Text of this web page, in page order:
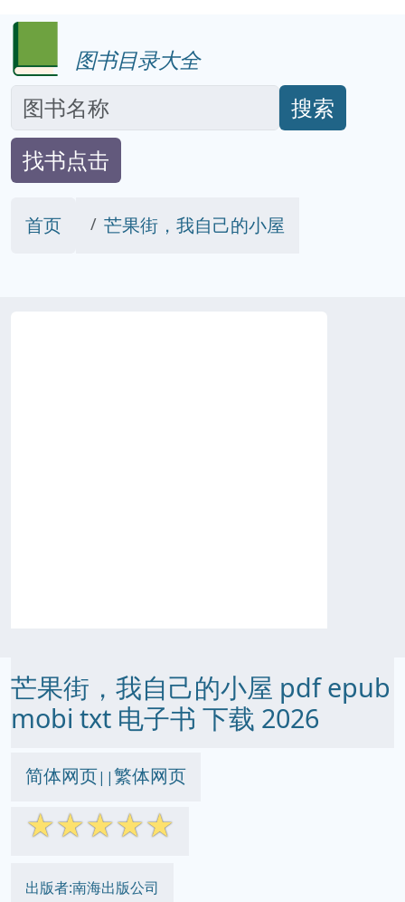
图书目录大全
搜索
找书点击
首页 芒果街，我自己的小屋
芒果街，我自己的小屋 pdf epub
mobi txt 电子书 下载 2026
简体网页||繁体网页
☆☆☆☆☆
出版者:南海出版公司